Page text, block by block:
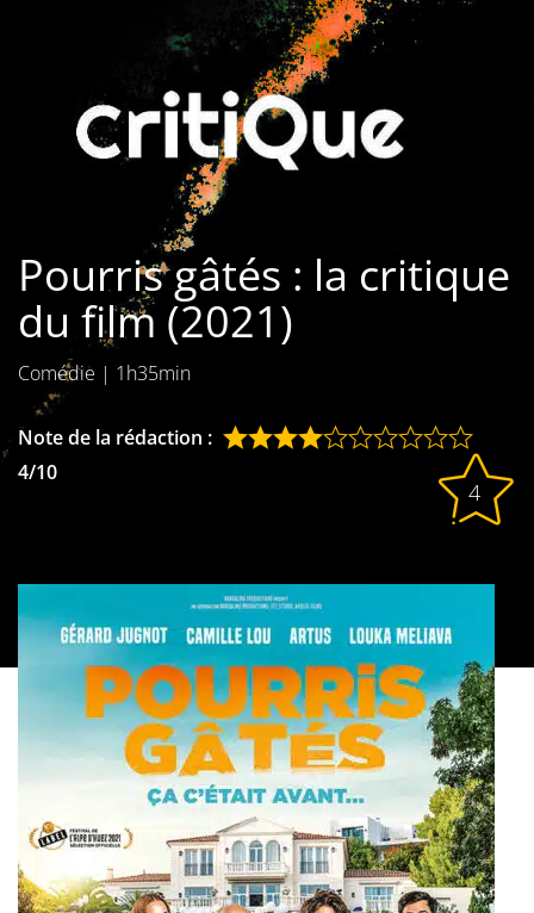
Les films par
Séries
Les films
interdits
Les Dossiers
Les disparus
Les acteurs
Les actrices
Pourris gâtés : la critique
du film (2021)
Comédie | 1h35min
Note de la rédaction :
4/10
4